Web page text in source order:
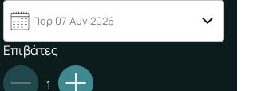
Παρ 07 Αυγ 2026
Επιβάτες
1